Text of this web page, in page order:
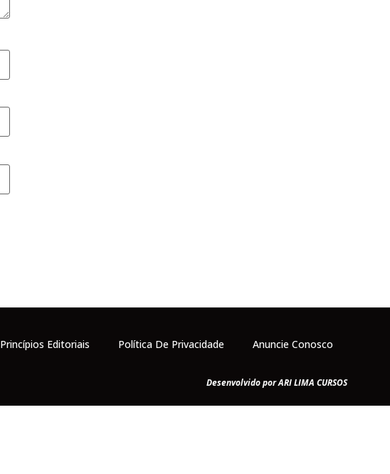
Princípios Editoriais Política De Privacidade Anuncie Conosco
Desenvolvido por ARI LIMA CURSOS